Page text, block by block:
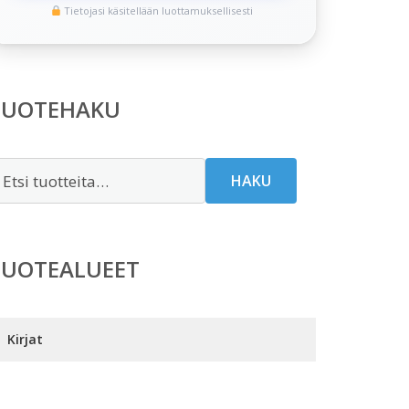
Tietojasi käsitellään luottamuksellisesti
HAKU
Kirjat